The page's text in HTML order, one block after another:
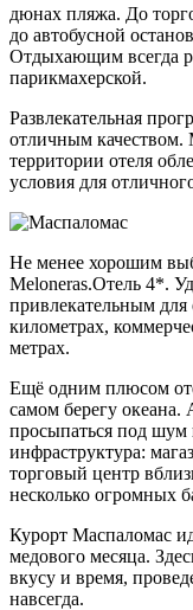
дюнах пляжа. До
до автобусной
Отдыхающим всегда
парикмахерской.
Развлекательная
отличным качеством.
территории отеля
условия для
Не менее хорошим
Meloneras.Отель 4*.
привлекательным
километрах,
метрах.
Ещё одним плюсом
самом берегу
просыпаться под шум
инфраструктура:
торговый центр
несколько огромных
Курорт Маспаломас
медового месяца.
вкусу и время,
навсегда.